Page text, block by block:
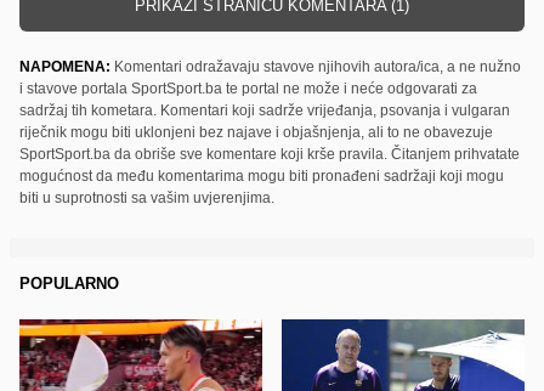
PRIKAŽI STRANICU KOMENTARA (1)
NAPOMENA: Komentari odražavaju stavove njihovih autora/ica, a ne nužno
i stavove portala SportSport.ba te portal ne može i neće odgovarati za
sadržaj tih kometara. Komentari koji sadrže vrijeđanja, psovanja i vulgaran
riječnik mogu biti uklonjeni bez najave i objašnjenja, ali to ne obavezuje
SportSport.ba da obriše sve komentare koji krše pravila. Čitanjem prihvatate
mogućnost da među komentarima mogu biti pronađeni sadržaji koji mogu
biti u suprotnosti sa vašim uvjerenjima.
POPULARNO